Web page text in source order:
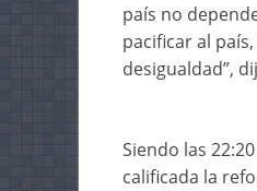
país no
pacificar al
desigualdad”,
Siendo las
calificada la